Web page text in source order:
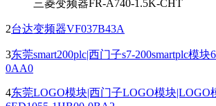
三菱变频器FR-A740-1.5K-CHT
2台达变频器VF037B43A
3东莞smart200plc|西门子s7-200smartplc模块
0AA0
4东莞LOGO模块|西门子LOGO模块|LOGO